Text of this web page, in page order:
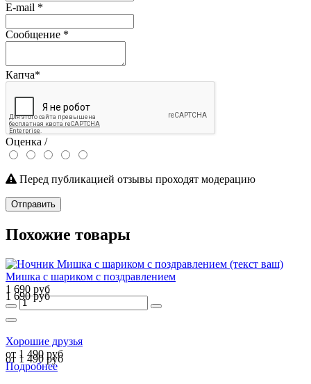
E-mail *
Сообщение *
Капча*
Оценка /
Перед публикацией отзывы проходят модерацию
Отправить
Похожие товары
Мишка с шариком с поздравлением
1 690 руб
1 690 руб
Хорошие друзья
от 1 490 руб
от 1 490 руб
Подробнее